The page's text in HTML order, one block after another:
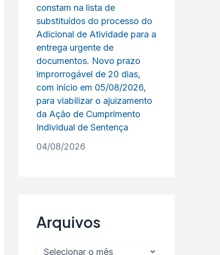
constam na lista de
substituídos do processo do
Adicional de Atividade para a
entrega urgente de
documentos. Novo prazo
improrrogável de 20 dias,
com início em 05/08/2026,
para viabilizar o ajuizamento
da Ação de Cumprimento
Individual de Sentença
04/08/2026
Arquivos